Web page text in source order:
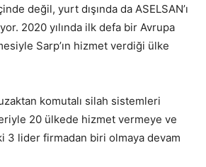
değil, yurt dışında da ASELSAN’ı
2020 yılında ilk defa bir Avrupa
Sarp’ın hizmet verdiği ülke
komutalı silah sistemleri
20 ülkede hizmet vermeye ve
3 lider firmadan biri olmaya devam